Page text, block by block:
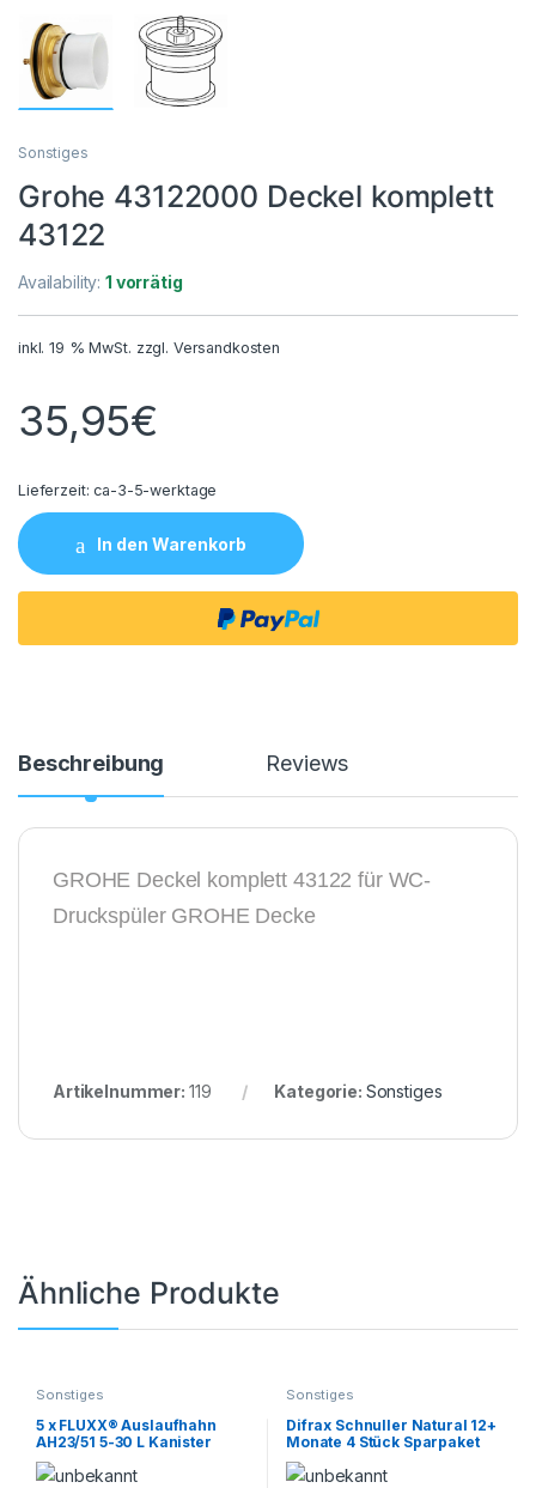
Sonstiges
Grohe 43122000 Deckel komplett
43122
Availability:1 vorrätig
inkl. 19 % MwSt. zzgl. Versandkosten
35,95€
Lieferzeit:ca-3-5-werktage
In den Warenkorb
Beschreibung Reviews
GROHE Deckel komplett 43122 für WC-
Druckspüler GROHE Decke
Artikelnummer: 119 Kategorie: Sonstiges
Ähnliche Produkte
Sonstiges
5 x FLUXX® Auslaufhahn
AH23/51 5-30 L Kanister
Kanisterhahn Sabeu
Sonstiges
Difrax Schnuller Natural 12+
Monate 4 Stück Sparpaket